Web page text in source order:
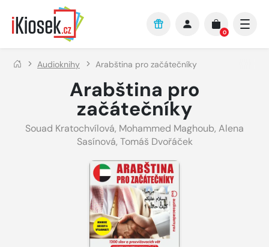
Přejít na hlavní obsah
0
Audioknihy Arabština pro začátečníky
Arabština pro
začátečníky
Souad Kratochvílová, Mohammed Maghoub, Alena
Sasínová, Tomáš Dvořáček